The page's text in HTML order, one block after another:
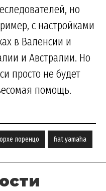
но
с настройками
в Валенсии и
и Австралии. Но
просто не будет
помощь.
лоренцо fiat yamaha